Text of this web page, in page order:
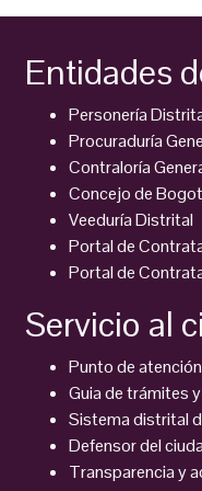
Entidades
Personería
Procuraduría
Contraloría
Concejo de
Veeduría Distrital
Portal de
Portal de
Servicio al
Punto de
Guia de trámites
Sistema distrital
Defensor del
Transparencia y